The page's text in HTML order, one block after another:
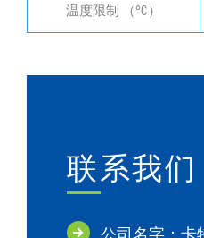
温度限制 （°C）
联系我们